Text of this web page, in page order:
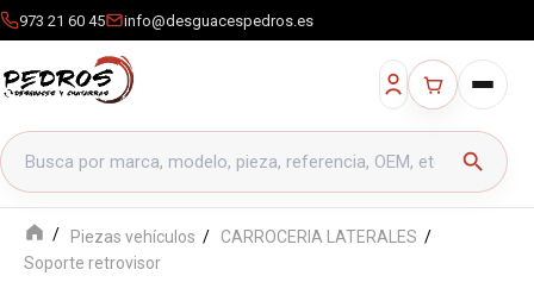
973 21 60 45 info@desguacespedros.es
Buscar productos
search
Piezas vehículos
CARROCERIA LATERALES
Soporte retrovisor